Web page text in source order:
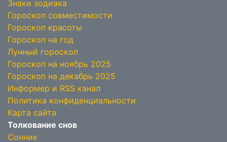
Знаки зодиака
Гороскоп совместимости
Гороскоп красоты
Гороскоп на год
Лунный гороскоп
Гороскоп на ноябрь 2025
Гороскоп на декабрь 2025
Информер и RSS канал
Политика конфиденциальности
Карта сайта
Толкование снов
Сонник